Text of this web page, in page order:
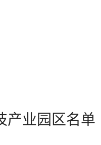
产业园区名单